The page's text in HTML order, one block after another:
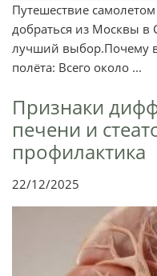
Путешествие
добраться из Москвы в
лучший выбор.Почему
полёта: Всего около ...
Признаки
печени и
профилактика
22/12/2025